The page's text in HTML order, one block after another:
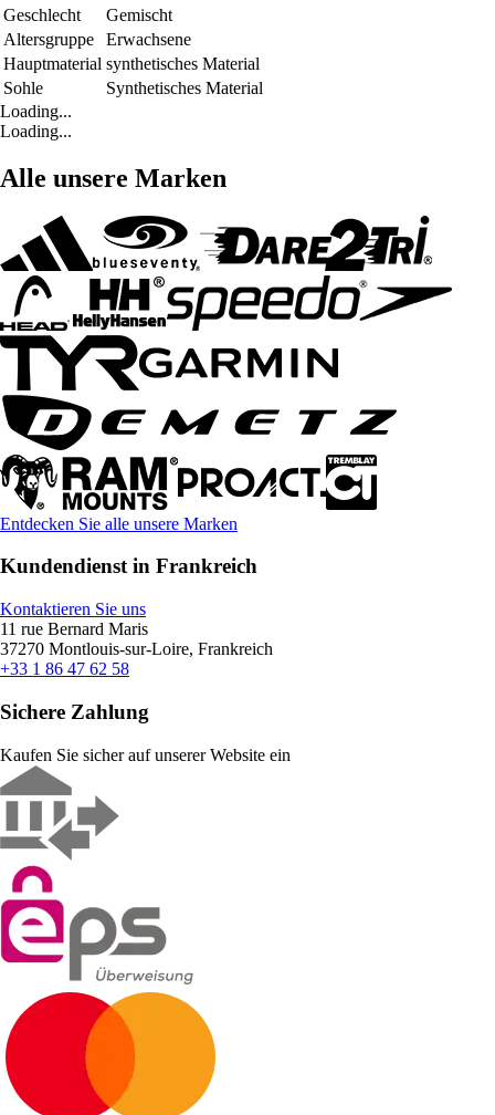
Geschlecht
Gemischt
Altersgruppe
Erwachsene
Hauptmaterial synthetisches Material
Sohle
Synthetisches Material
Loading...
Loading...
Alle unsere Marken
Entdecken Sie alle unsere Marken
Kundendienst in Frankreich
Kontaktieren Sie uns
11 rue Bernard Maris
37270 Montlouis-sur-Loire, Frankreich
+33 1 86 47 62 58
Sichere Zahlung
Kaufen Sie sicher auf unserer Website ein